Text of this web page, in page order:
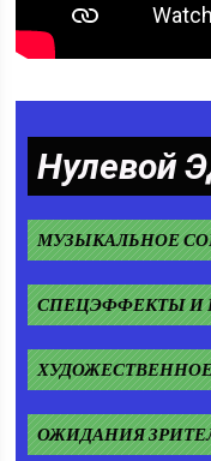
Нулевой
МУЗЫКАЛЬНОЕ
СПЕЦЭФФЕКТЫ И
ОЖИДАНИЯ